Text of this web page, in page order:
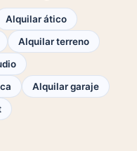
Alquilar ático
Alquilar terreno
Alquilar garaje